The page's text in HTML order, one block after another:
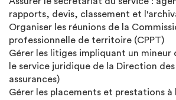
rapports, devis, classement et
Organiser les réunions de la
professionnelle de territoire (CPPT)
Gérer les litiges impliquant un mineur
le service juridique de la Direction
assurances)
Gérer les placements et prestations à